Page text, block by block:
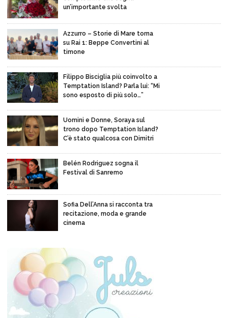
un’importante svolta
Azzurro – Storie di Mare torna
su Rai 1: Beppe Convertini al
timone
Filippo Bisciglia più coinvolto a
Temptation Island? Parla lui: “Mi
sono esposto di più solo…”
Uomini e Donne, Soraya sul
trono dopo Temptation Island?
C’è stato qualcosa con Dimitri
Belén Rodriguez sogna il
Festival di Sanremo
Sofia Dell’Anna si racconta tra
recitazione, moda e grande
cinema